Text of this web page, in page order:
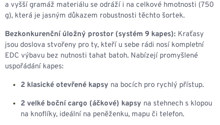
a vyšší gramáž materiálu se odráží i na celkové hmotnosti (750
g), která je jasným důkazem robustnosti těchto šortek.
Bezkonkurenční úložný prostor (systém 9 kapes): Kraťasy
jsou doslova stvořeny pro ty, kteří u sebe rádi nosí kompletní
EDC výbavu bez nutnosti tahat batoh. Nabízejí promyšlené
uspořádání kapes:
2 klasické otevřené kapsy na bocích pro rychlý přístup.
2 velké boční cargo (áčkové) kapsy na stehnech s klopou
na knoflíky, ideální na peněženku, mapu či telefon.